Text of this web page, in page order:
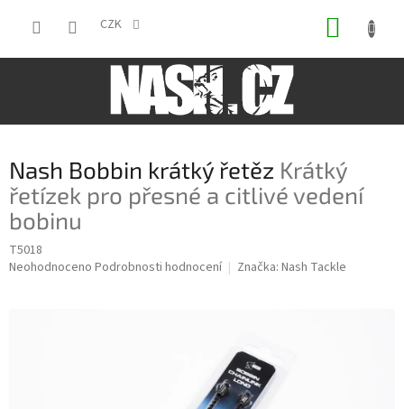
CZK
Nash Bobbin krátký řetěz Krátký
řetízek pro přesné a citlivé vedení
bobinu
T5018
Průměrné
Neohodnoceno Podrobnosti hodnocení Značka: Nash Tackle